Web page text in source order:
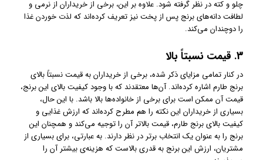
چلو و کته در نظر گرفته شود. علاوه بر این، برخی از خریداران از نرمی و
لطافت دانه‌های برنج پس از پخت نیز تعریف کرده‌اند که لذت خوردن غذا
را دوچندان می‌کند.
3. قیمت نسبتاً بالا
در کنار تمامی مزایای ذکر شده، برخی از خریداران به قیمت نسبتاً بالای
برنج طارم اشاره کرده‌اند. آن‌ها معتقدند که با وجود کیفیت بالای این برنج،
قیمت آن ممکن است برای برخی از خانواده‌ها بالا باشد. با این حال،
بسیاری از خریداران این نکته را هم مطرح کرده‌اند که ارزش غذایی و
کیفیت بالای برنج طارم، قیمت بالاتر آن را توجیه می‌کند و همچنان این
برنج را به عنوان یک انتخاب برتر در نظر دارند. به عبارتی، برای بسیاری از
مشتریان، ارزش این برنج به قدری بالاست که هزینه‌ی بیشتر آن را